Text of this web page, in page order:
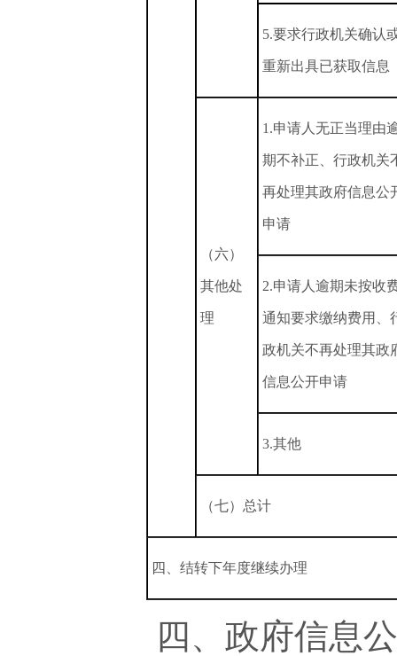
5.要求行政机关确认
重新出具已获取信息
（六）
其他处
理
1.申请人无正当理由
期不补正、行政机关
再处理其政府信息公
申请
2.申请人逾期未按收
通知要求缴纳费用、
政机关不再处理其政
信息公开申请
3.其他
（七）总计
四、结转下年度继续办理
四、政府信息公